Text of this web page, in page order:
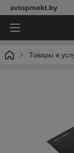
avtoproekt.by
Товары и